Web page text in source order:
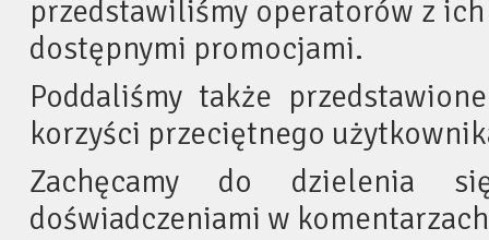
przedstawiliśmy operatorów z
dostępnymi promocjami.
Poddaliśmy także
korzyści przeciętnego
Zachęcamy do dzielenia
doświadczeniami w